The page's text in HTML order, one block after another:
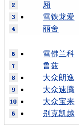
厢
雪铁龙爱
丽舍
雪佛兰科
鲁兹
大众朗逸
大众速腾
大众宝来
别克凯越